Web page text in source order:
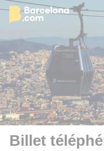
Billet